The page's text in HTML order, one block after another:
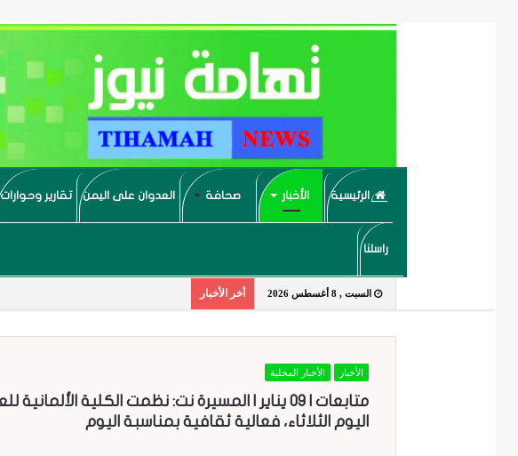
الرئيسية الأخبار صحافة العدوان على اليمن تقارير وحوارات
راسلنا
السبت , 8 أغسطس 2026 أخر الأخبار
الأخبار الأخبار المحلية
متابعات | 09 يناير | المسيرة نت: نظمت الكلية
اليوم الثلاثاء، فعالية ثقافية بمناسبة اليوم